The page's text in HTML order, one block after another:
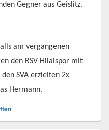
Gegner aus Geislitz.
am vergangenen
den RSV Hilalspor mit
SVA erzielten 2x
Hermann.